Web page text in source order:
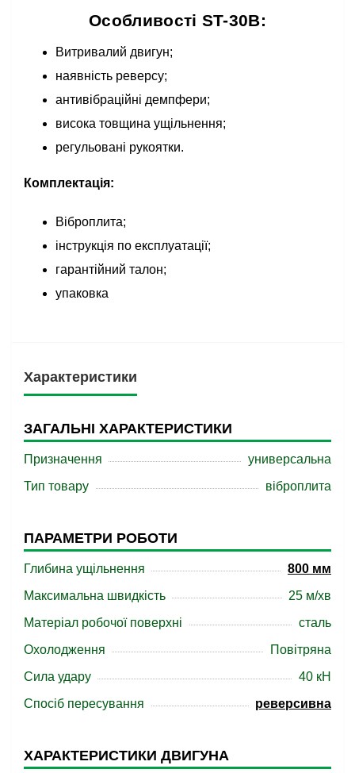
Особливості ST-30В:
Витривалий двигун;
наявність реверсу;
антивібраційні демпфери;
висока товщина ущільнення;
регульовані рукоятки.
Комплектація:
Віброплита;
інструкція по експлуатації;
гарантійний талон;
упаковка
Характеристики
ЗАГАЛЬНІ ХАРАКТЕРИСТИКИ
Призначення
универсальна
Тип товару
віброплита
ПАРАМЕТРИ РОБОТИ
Глибина ущільнення
800 мм
Максимальна швидкість
25 м/хв
Матеріал робочої поверхні
сталь
Охолодження
Повітряна
Сила удару
40 кН
Спосіб пересування
реверсивна
ХАРАКТЕРИСТИКИ ДВИГУНА